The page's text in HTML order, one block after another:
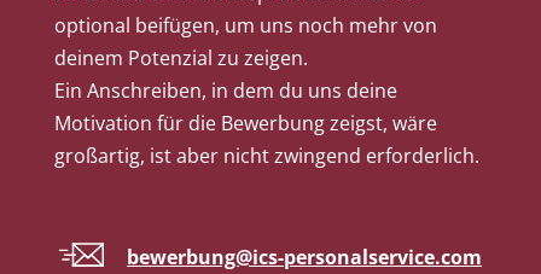
optional beifügen, um uns noch mehr von
deinem Potenzial zu zeigen.
Ein Anschreiben, in dem du uns deine
Motivation für die Bewerbung zeigst, wäre
großartig, ist aber nicht zwingend erforderlich.
bewerbung@ics-personalservice.com